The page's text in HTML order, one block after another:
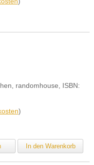
randomhouse, ISBN:
)